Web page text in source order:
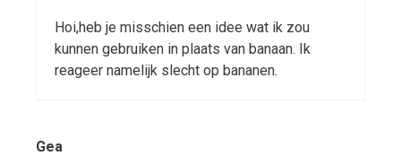
Hoi,heb je misschien een idee wat ik zou
kunnen gebruiken in plaats van banaan. Ik
reageer namelijk slecht op bananen.
Gea